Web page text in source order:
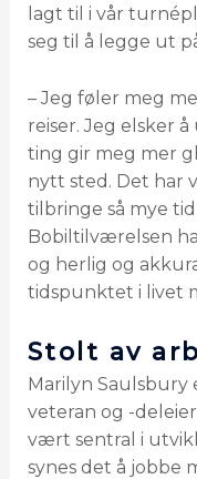
lagt til i vår
seg til å legge ut
– Jeg føler meg
reiser. Jeg elsker
ting gir meg mer
nytt sted. Det har
tilbringe så mye
Bobiltilværelsen
og herlig og
tidspunktet i livet
Stolt av
Marilyn Saulsbury
veteran og -
vært sentral i
synes det å jobbe